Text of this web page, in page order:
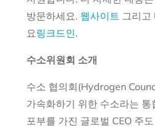
방문하세요. 웹사이트 그리고
요링크드인.
수소위원회 소개
수소 협의회(Hydrogen
가속화하기 위한 수소라는
포부를 가진 글로벌 CEO 주